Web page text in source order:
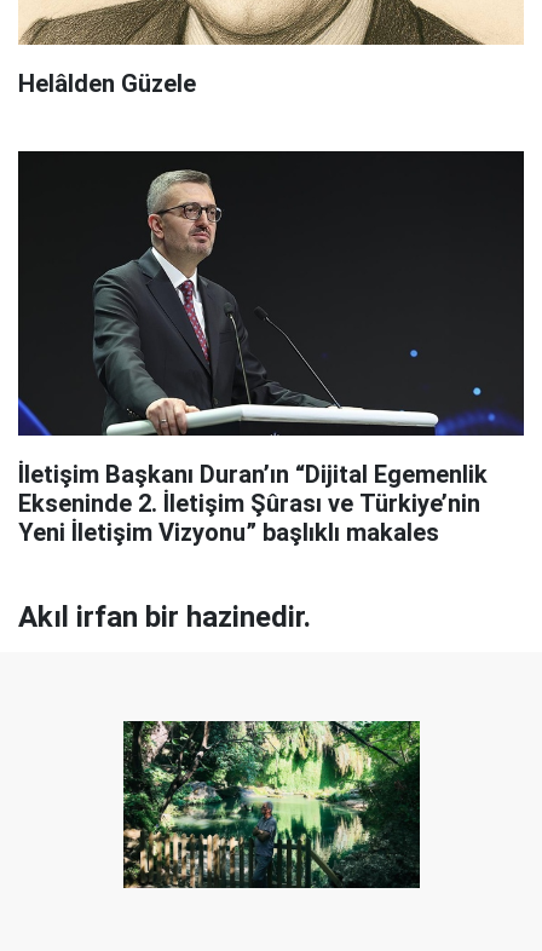
Helâlden Güzele
İletişim Başkanı Duran’ın “Dijital Egemenlik
Ekseninde 2. İletişim Şûrası ve Türkiye’nin
Yeni İletişim Vizyonu” başlıklı makales
Akıl irfan bir hazinedir.